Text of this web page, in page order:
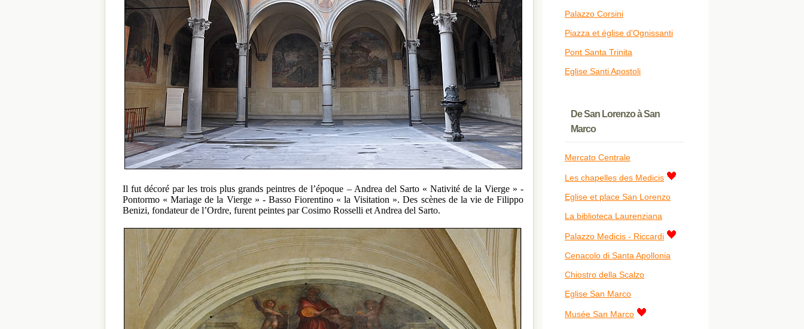
Il fut décoré par les trois plus grands peintres de l’époque – Andrea del Sarto « Nativité de la Vierge » -
Pontormo « Mariage de la Vierge » - Basso Fiorentino « la Visitation ». Des scènes de la vie de Filippo
Benizi, fondateur de l’Ordre, furent peintes par Cosimo Rosselli et Andrea del Sarto.
Palazzo Corsini
Piazza et église d'Ognissanti
Pont Santa Trinita
Eglise Santi Apostoli
De San Lorenzo à San
Marco
Mercato Centrale
Les chapelles des Medicis
Eglise et place San Lorenzo
La biblioteca Laurenziana
Palazzo Medicis - Riccardi
Cenacolo di Santa Apollonia
Chiostro della Scalzo
Eglise San Marco
Musée San Marco